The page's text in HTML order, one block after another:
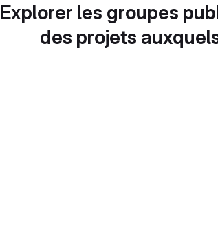
Explorer les groupes
des projets